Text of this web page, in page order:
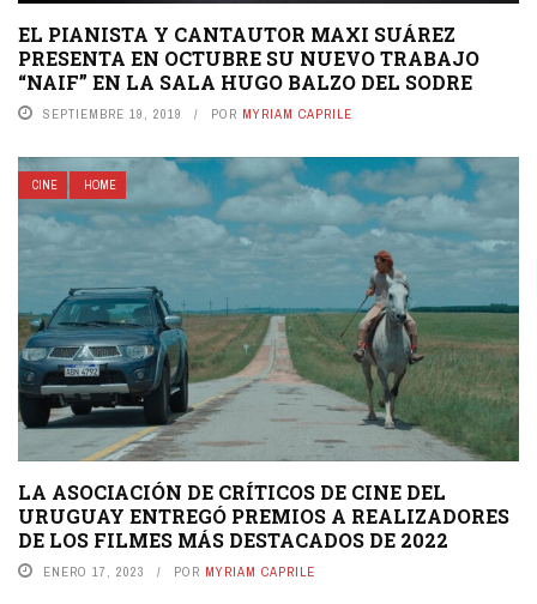
EL PIANISTA Y CANTAUTOR MAXI SUÁREZ
PRESENTA EN OCTUBRE SU NUEVO TRABAJO
“NAIF” EN LA SALA HUGO BALZO DEL SODRE
SEPTIEMBRE 19, 2019 POR MYRIAM CAPRILE
CINE HOME
LA ASOCIACIÓN DE CRÍTICOS DE CINE DEL
URUGUAY ENTREGÓ PREMIOS A REALIZADORES
DE LOS FILMES MÁS DESTACADOS DE 2022
ENERO 17, 2023 POR MYRIAM CAPRILE